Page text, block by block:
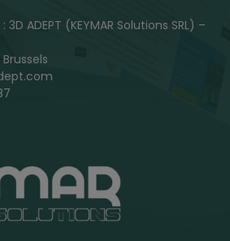
: 3D ADEPT (KEYMAR Solutions SRL) –
Brussels